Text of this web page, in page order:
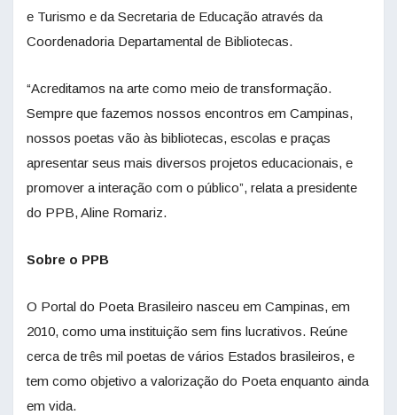
e Turismo e da Secretaria de Educação através da
Coordenadoria Departamental de Bibliotecas.
“Acreditamos na arte como meio de transformação.
Sempre que fazemos nossos encontros em Campinas,
nossos poetas vão às bibliotecas, escolas e praças
apresentar seus mais diversos projetos educacionais, e
promover a interação com o público”, relata a presidente
do PPB, Aline Romariz.
Sobre o PPB
O Portal do Poeta Brasileiro nasceu em Campinas, em
2010, como uma instituição sem fins lucrativos. Reúne
cerca de três mil poetas de vários Estados brasileiros, e
tem como objetivo a valorização do Poeta enquanto ainda
em vida.